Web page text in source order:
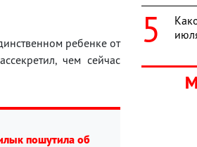
ребенке от
чем сейчас
пошутила об